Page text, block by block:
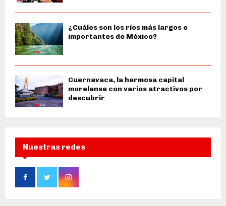
¿Cuáles son los ríos más largos e
importantes de México?
Cuernavaca, la hermosa capital
morelense con varios atractivos por
descubrir
Nuestras redes